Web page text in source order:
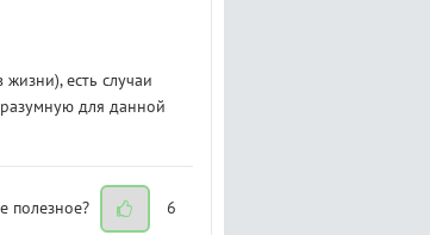
есть случаи
для данной
полезное? 6